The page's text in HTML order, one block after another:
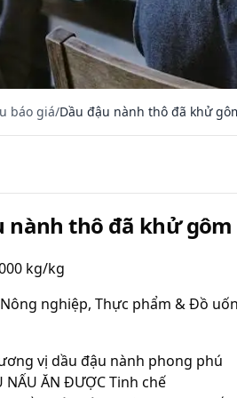
báo giá/Dầu đậu nành thô đã khử
nành thô đã khử gôm
kg/kg
Nông nghiệp, Thực phẩm & Đồ
vị dầu đậu nành phong phú
NẤU ĂN ĐƯỢC Tinh chế